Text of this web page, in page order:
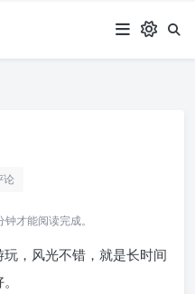
论
才能阅读完成。
，风光不错，就是长时间